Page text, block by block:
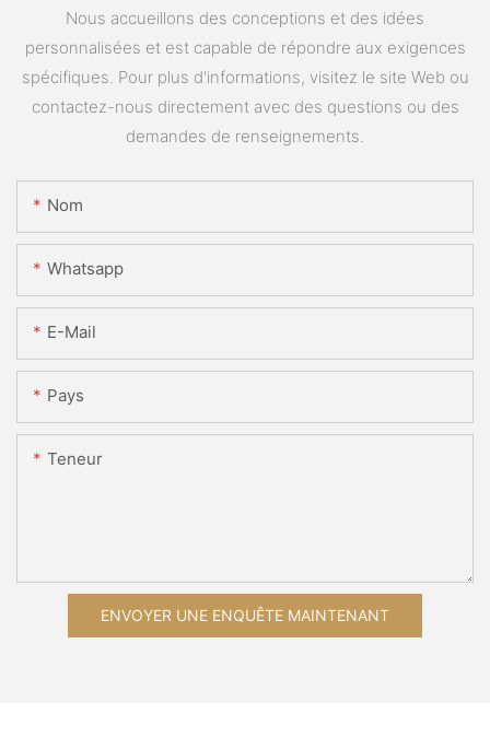
Nous accueillons des conceptions et des idées
personnalisées et est capable de répondre aux exigences
spécifiques. Pour plus d'informations, visitez le site Web ou
contactez-nous directement avec des questions ou des
demandes de renseignements.
Nom
Whatsapp
E-Mail
Pays
Teneur
ENVOYER UNE ENQUÊTE MAINTENANT